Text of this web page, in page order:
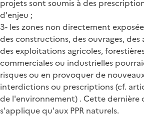
projets sont soumis à des
d'enjeu ;
3- les zones non directement
des constructions, des ouvrages, des
des exploitations agricoles,
commerciales ou industrielles
risques ou en provoquer de
interdictions ou prescriptions (cf.
de l'environnement) . Cette dernière
s'applique qu'aux PPR naturels.